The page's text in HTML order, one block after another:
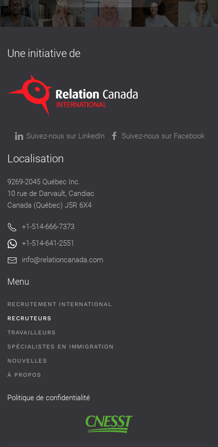
Une initiative de
Suivez-nous sur LinkedIn Suivez-nous sur Facebook
Localisation
9269-2045 Québec Inc.
10 rue de Darvault, Candiac
Canada (Québec) J5R 6X4
+1-514-666-7373
+1-514-641-2551
info@relationcanada.com
Menu
RECRUTEMENT INTERNATIONAL
RECRUTEURS
TRAVAILLEURS
SPÉCIALISTES EN IMMIGRATION
NOUVELLES
À PROPOS
Politique de confidentialité